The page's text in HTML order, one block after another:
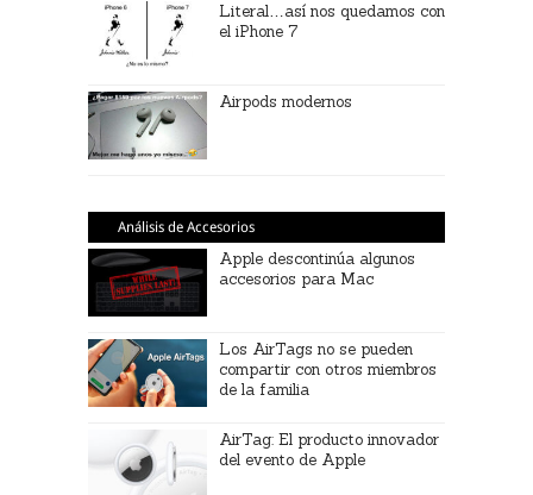
Literal…así nos quedamos con
el iPhone 7
Airpods modernos
Análisis de Accesorios
Apple descontinúa algunos
accesorios para Mac
Los AirTags no se pueden
compartir con otros miembros
de la familia
AirTag: El producto innovador
del evento de Apple